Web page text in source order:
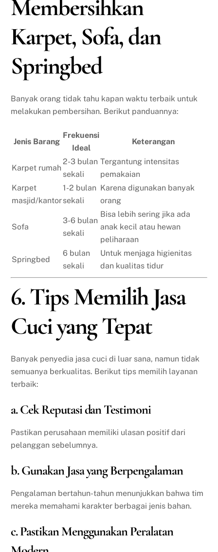
Membersihkan
Karpet, Sofa, dan
Springbed
Banyak orang tidak tahu kapan waktu terbaik untuk
melakukan pembersihan. Berikut panduannya:
Jenis Barang
Frekuensi
Ideal
Keterangan
Karpet rumah
2-3 bulan
sekali
Tergantung intensitas
pemakaian
Karpet
masjid/kantor
1-2 bulan
sekali
Karena digunakan banyak
orang
Sofa
3-6 bulan
sekali
Bisa lebih sering jika ada
anak kecil atau hewan
peliharaan
Springbed
6 bulan
sekali
Untuk menjaga higienitas
dan kualitas tidur
6. Tips Memilih Jasa
Cuci yang Tepat
Banyak penyedia jasa cuci di luar sana, namun tidak
semuanya berkualitas. Berikut tips memilih layanan
terbaik:
a. Cek Reputasi dan Testimoni
Pastikan perusahaan memiliki ulasan positif dari
pelanggan sebelumnya.
b. Gunakan Jasa yang Berpengalaman
Pengalaman bertahun-tahun menunjukkan bahwa tim
mereka memahami karakter berbagai jenis bahan.
c. Pastikan Menggunakan Peralatan